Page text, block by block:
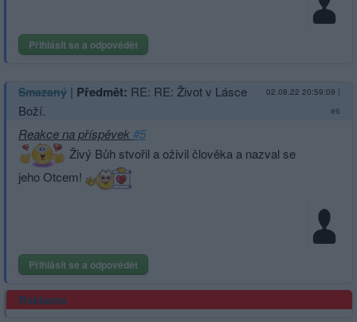
Přihlásit se a odpovědět
Smazaný | Předmět: RE: RE: Život v Lásce
Boží.
02.08.22 20:59:09 |
#6
Reakce na příspěvek#5
Živý Bůh stvořil a oživil člověka a nazval se
jeho Otcem!
Přihlásit se a odpovědět
Reklama